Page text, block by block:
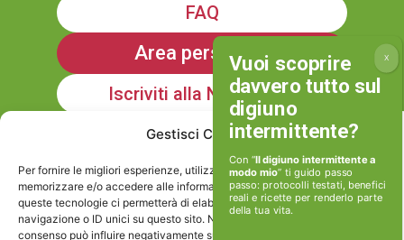
Gestisci Consenso
Per fornire le migliori esperienze, utilizziamo tecnologie come i cookie per
memorizzare e/o accedere alle informazioni del dispositivo. Il consenso a
queste tecnologie ci permetterà di elaborare dati come il comportamento di
navigazione o ID unici su questo sito. Non acconsentire o ritirare il
consenso può influire negativamente su alcune caratteristiche e funzioni.
FAQ
Area personale
Iscriviti alla Newsletter
Informativa sulla Privacy
Cookie policy
Con “Il digiuno intermittente a
modo mio” ti guido passo
passo: protocolli testati, benefici
reali e ricette per renderlo parte
della tua vita.